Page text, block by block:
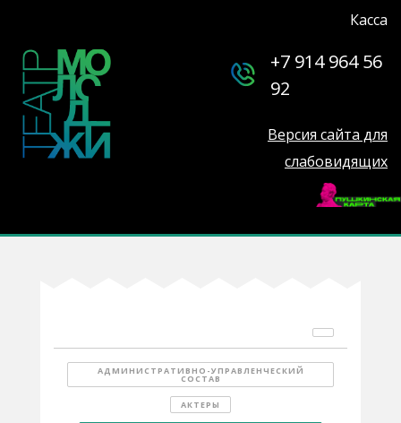
Касса
+7 914 964 56
92
Версия сайта для
слабовидящих
АДМИНИСТРАТИВНО-УПРАВЛЕНЧЕСКИЙ
СОСТАВ
АКТЕРЫ